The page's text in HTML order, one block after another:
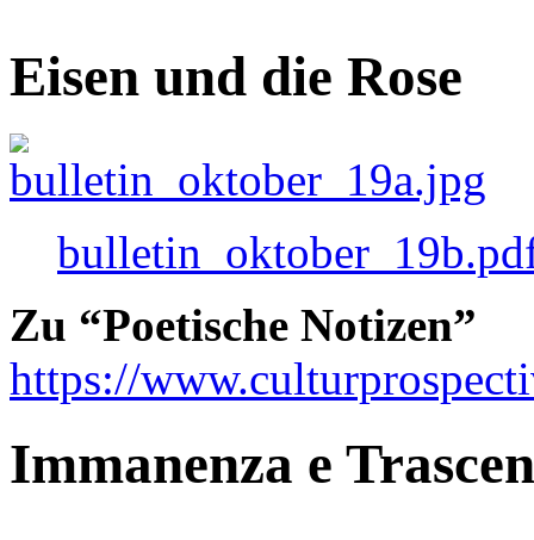
Eisen und die Rose
Zu “Poetische Notizen”
https://
Immanenza e